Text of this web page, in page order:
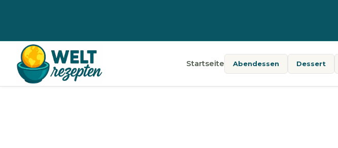
Startseite Abendessen Dessert